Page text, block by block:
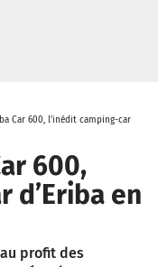
Car 600, l’inédit camping-car
600,
d’Eriba en
profit des